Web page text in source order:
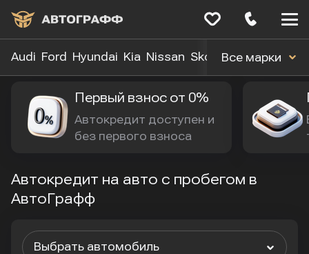
Audi Ford Hyundai Kia Nissan Skoda Toyota
Все марки
Первый взнос от 0%
Автокредит доступен и
без первого взноса
Автокредит на авто с пробегом в
АвтоГрафф
Выбрать автомобиль